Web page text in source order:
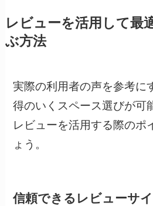
レビューを活用して最
ぶ方法
実際の利用者の声を参考に
得のいくスペース選びが可
レビューを活用する際のポ
ょう。
信頼できるレビューサ